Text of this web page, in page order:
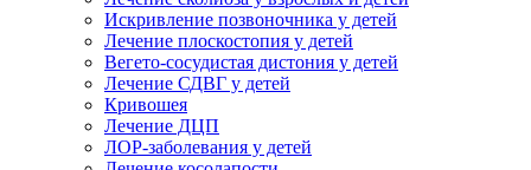
Искривление позвоночника у детей
Лечение плоскостопия у детей
Вегето-сосудистая дистония у детей
Лечение СДВГ у детей
Кривошея
Лечение ДЦП
ЛОР-заболевания у детей